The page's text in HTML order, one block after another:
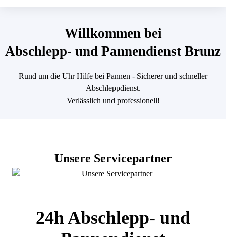
Willkommen bei
Abschlepp- und Pannendienst Brunz
Rund um die Uhr Hilfe bei Pannen - Sicherer und schneller
Abschleppdienst.
Verlässlich und professionell!
Unsere Servicepartner
24h Abschlepp- und